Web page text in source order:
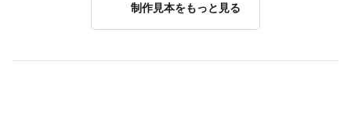
制作見本をもっと見る